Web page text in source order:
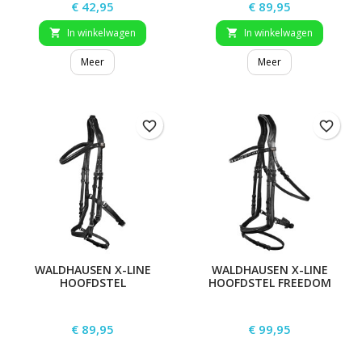
Prijs
€ 42,95
 In winkelwagen
Meer
Prijs
€ 89,95
 In winkelwagen
Meer
WALDHAUSEN X-LINE
HOOFDSTEL
Prijs
€ 89,95
favorite_border
WALDHAUSEN X-LINE
HOOFDSTEL FREEDOM
Prijs
€ 99,95
favorite_border